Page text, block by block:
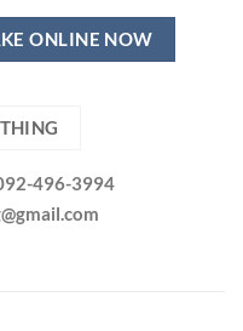
ONLINE NOW
496-3994